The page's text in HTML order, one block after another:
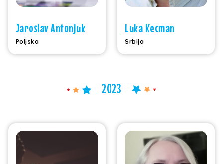
Jaroslav Antonjuk
Poljska
Luka Kecman
Srbija
2023